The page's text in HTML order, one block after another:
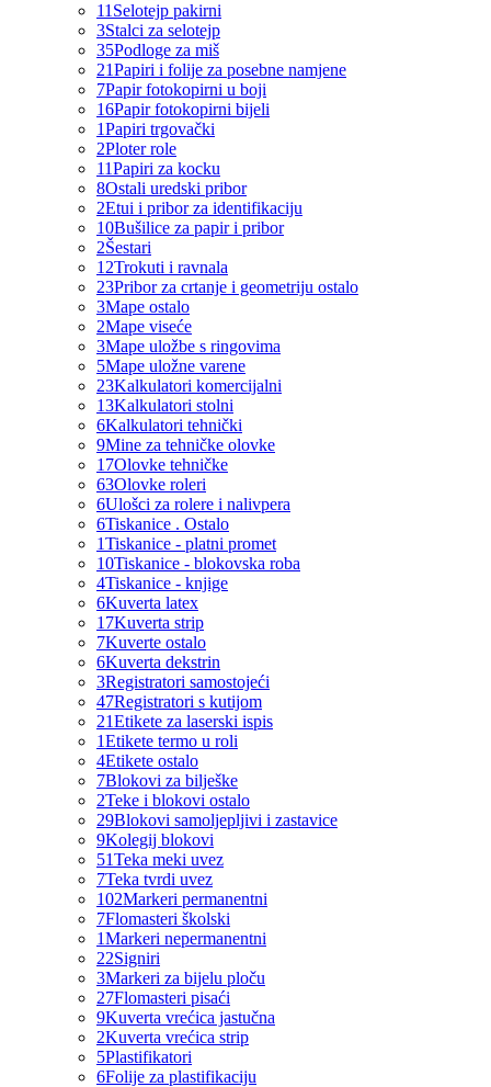
11 Selotejp pakirni
3Stalci za selotejp
35Podloge za miš
21Papiri i folije za posebne namjene
7Papir fotokopirni u boji
16Papir fotokopirni bijeli
1Papiri trgovački
2Ploter role
11Papiri za kocku
8Ostali uredski pribor
2Etui i pribor za identifikaciju
10Bušilice za papir i pribor
2Šestari
12Trokuti i ravnala
23Pribor za crtanje i geometriju ostalo
3Mape ostalo
2Mape viseće
3Mape uložbe s ringovima
5Mape uložne varene
23Kalkulatori komercijalni
13Kalkulatori stolni
6Kalkulatori tehnički
9Mine za tehničke olovke
17Olovke tehničke
63Olovke roleri
6Ulošci za rolere i nalivpera
6Tiskanice . Ostalo
1Tiskanice - platni promet
10Tiskanice - blokovska roba
4Tiskanice - knjige
6Kuverta latex
17Kuverta strip
7Kuverte ostalo
6Kuverta dekstrin
3Registratori samostojeći
47Registratori s kutijom
21Etikete za laserski ispis
1Etikete termo u roli
4Etikete ostalo
7Blokovi za bilješke
2Teke i blokovi ostalo
29Blokovi samoljepljivi i zastavice
9Kolegij blokovi
51Teka meki uvez
7Teka tvrdi uvez
102Markeri permanentni
7Flomasteri školski
1Markeri nepermanentni
22Signiri
3Markeri za bijelu ploču
27Flomasteri pisaći
9Kuverta vrećica jastučna
2Kuverta vrećica strip
5Plastifikatori
6Folije za plastifikaciju